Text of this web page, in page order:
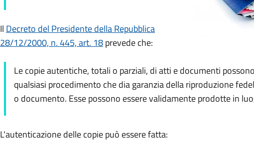
Il Decreto del Presidente della Repubblica
28/12/2000, n. 445, art. 18prevede che:
Le copie autentiche, totali o parziali, di atti e documenti
qualsiasi procedimento che dia garanzia della riproduzione
o documento. Esse possono essere validamente prodotte in
L'autenticazione delle copie può essere fatta: